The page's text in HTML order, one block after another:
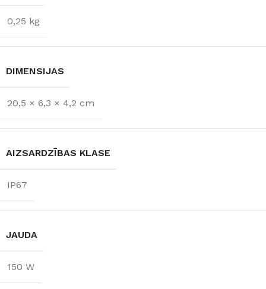
0,25 kg
DIMENSIJAS
20,5 × 6,3 × 4,2 cm
AIZSARDZĪBAS KLASE
IP67
JAUDA
150 W